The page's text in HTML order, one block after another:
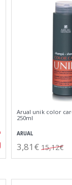
Arual unik color
250ml
ARUAL
3,81€ 15,12€